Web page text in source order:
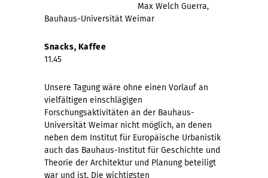
Max Welch Guerra,
Bauhaus-Universität Weimar
Snacks, Kaffee
11.45
Unsere Tagung wäre ohne einen Vorlauf an
vielfältigen einschlägigen
Forschungsaktivitäten an der Bauhaus-
Universität Weimar nicht möglich, an denen
neben dem Institut für Europäische Urbanistik
auch das Bauhaus-Institut für Geschichte und
Theorie der Architektur und Planung beteiligt
war und ist. Die wichtigsten